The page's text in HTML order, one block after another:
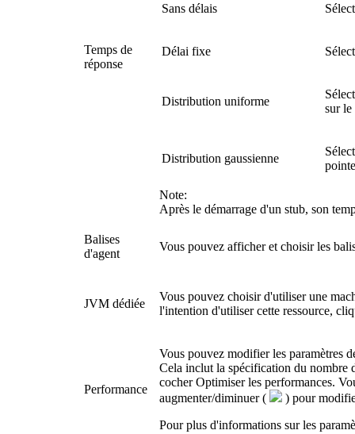
Temps de
réponse
Sans délais
Délai fixe
Distribution uniforme
sur le
Distribution gaussienne
Note:
Après le démarrage d'un stub, son
Balises
d'agent
Vous pouvez afficher et choisir les
JVM dédiée
Vous pouvez choisir d'utiliser une
l'intention d'utiliser cette ressource,
Performance
Vous pouvez modifier les paramètres
Cela inclut la spécification du nombre
cocher Optimiser les performances.
augmenter/diminuer (
) pour
Pour plus d'informations sur les